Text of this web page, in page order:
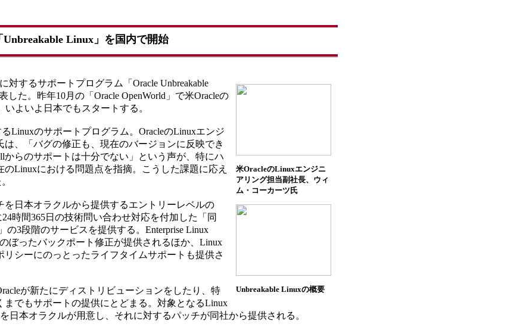
Linux」を国内で開始
米OracleのLinuxエンジニ
アリング担当副社長、ウィ
ム・コーカーツ氏
Unbreakable Linuxの概要
するサポートプログラム「Oracle Unbreakable
た。昨年10月の「Oracle OpenWorld」で米Oracleの
よいよ日本でもスタートする。
Linuxのサポートプログラム。OracleのLinuxエンジ
、「バグの修正も、現在のバージョンに反映でき
からのサポートは十分でない」という声が、特にハ
Linuxにおける問題点を指摘。こうした課題に応え
日本オラクルから提供するエントリーレベルの
24時間365日の技術問い合わせ対応を付加した「同
の3段階のサービスを提供する。Enterprise Linux
ぼったバックポート修正が提供されるほか、Linux
シーにのっとったライフタイムサポートも提供さ
が新たにディストリビューションをしたり、特
でもサポートの提供にとどまる。対象となるLinux
日本オラクルが用意し、それに対するパッチが同社から提供される。